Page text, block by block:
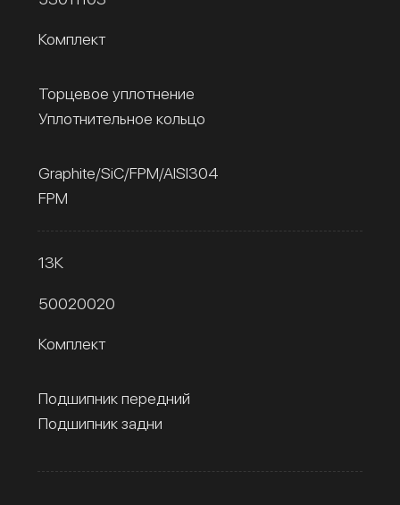
Комплект
Торцевое уплотнение
Уплотнительное кольцо
Graphite/SiC/FPM/AISI304
FPM
13К
50020020
Комплект
Подшипник передний
Подшипник задни